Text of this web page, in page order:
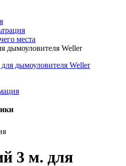
места
дымоуловителя Weller
3 м. для